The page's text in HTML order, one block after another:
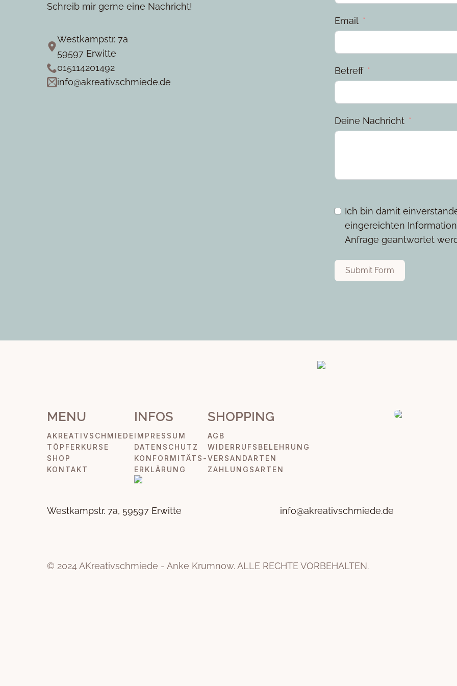
Schreib mir gerne eine Nachricht!
Westkampstr. 7a
59597 Erwitte
015114201492
info@akreativschmiede.de
Email
Betreff
Deine Nachricht
Ich bin damit
eingereichten
Anfrage geantwortet
Submit Form
MENU
AKREATIVSCHMIEDE
TÖPFERKURSE
SHOP
KONTAKT
INFOS
IMPRESSUM
DATENSCHUTZ
KONFORMITÄTS-
ERKLÄRUNG
SHOPPING
AGB
WIDERRUFSBELEHRUNG
VERSANDARTEN
ZAHLUNGSARTEN
Westkampstr. 7a, 59597 Erwitte info@akreativschmiede.de
© 2024 AKreativschmiede - Anke Krumnow. ALLE RECHTE VORBEHALTEN.